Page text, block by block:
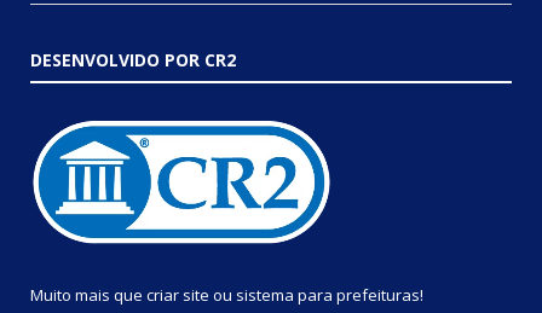
DESENVOLVIDO POR CR2
Muito mais que criar site ou sistema para prefeituras!